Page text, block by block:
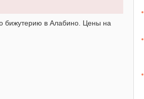
бижутерию в Алабино. Цены на